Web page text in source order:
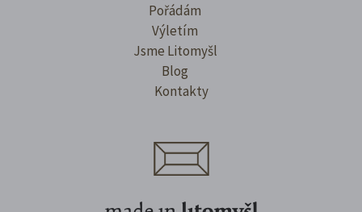
Pořádám
Výletím
Jsme Litomyšl
Blog
Kontakty